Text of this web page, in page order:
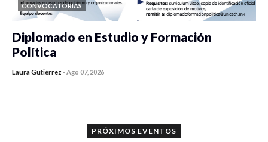
CONVOCATORIAS
Diplomado en Estudio y Formación
Política
Laura Gutiérrez -Ago 07, 2026
PRÓXIMOS EVENTOS